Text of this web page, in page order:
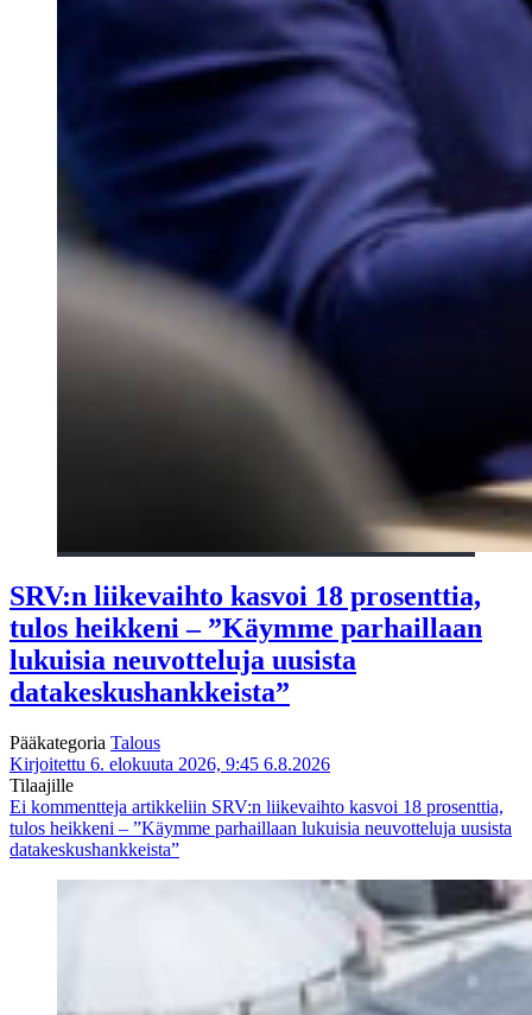
SRV:n liikevaihto kasvoi 18 prosenttia,
tulos heikkeni – ”Käymme parhaillaan
lukuisia neuvotteluja uusista
datakeskushankkeista”
Pääkategoria Talous
Kirjoitettu 6. elokuuta 2026, 9:45 6.8.2026
Tilaajille
Ei kommentteja artikkeliin SRV:n liikevaihto kasvoi 18 prosenttia,
tulos heikkeni – ”Käymme parhaillaan lukuisia neuvotteluja uusista
datakeskushankkeista”